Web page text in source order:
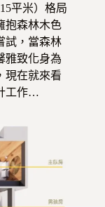
平米）格局
抱森林木色
試，當森林
雅致化身為
現在就來看
工作…